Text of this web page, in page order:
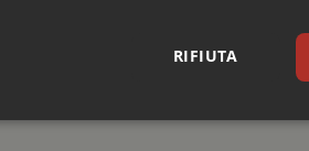
domenica 9 agosto
RIFIUTA
Statistici